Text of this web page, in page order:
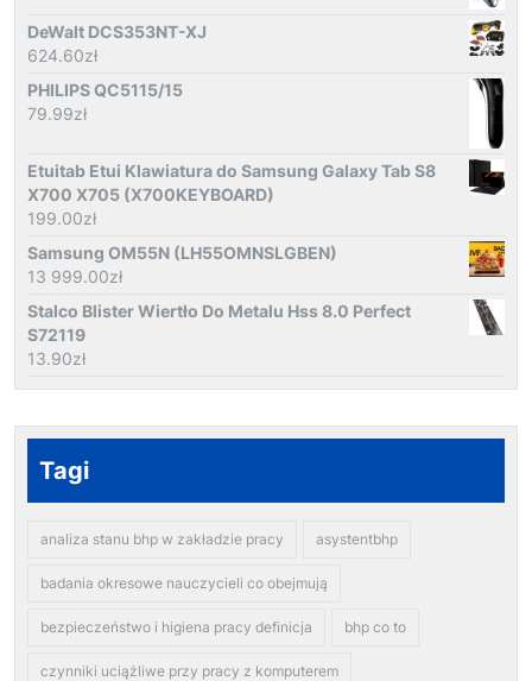
DeWalt DCS353NT-XJ
624.60zł
PHILIPS QC5115/15
79.99zł
Etuitab Etui Klawiatura do Samsung Galaxy Tab S8
X700 X705 (X700KEYBOARD)
199.00zł
Samsung OM55N (LH55OMNSLGBEN)
13 999.00zł
Stalco Blister Wiertło Do Metalu Hss 8.0 Perfect
S72119
13.90zł
Tagi
analiza stanu bhp w zakładzie pracy asystentbhp
badania okresowe nauczycieli co obejmują
bezpieczeństwo i higiena pracy definicja bhp co to
czynniki uciążliwe przy pracy z komputerem